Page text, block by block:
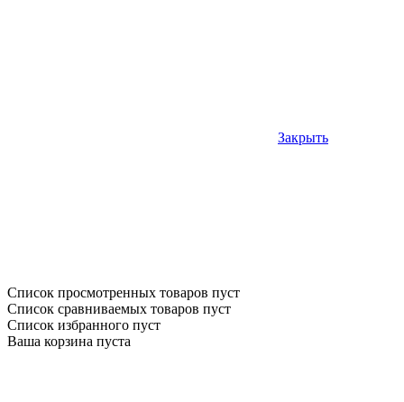
Закрыть
Список просмотренных товаров пуст
Список сравниваемых товаров пуст
Список избранного пуст
Ваша корзина пуста